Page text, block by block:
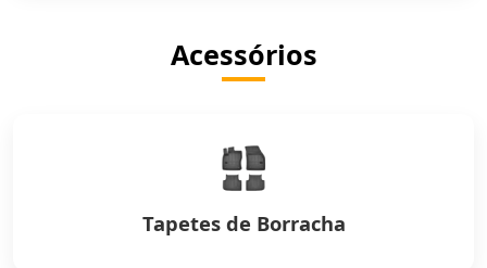
Acessórios
Tapetes de Borracha